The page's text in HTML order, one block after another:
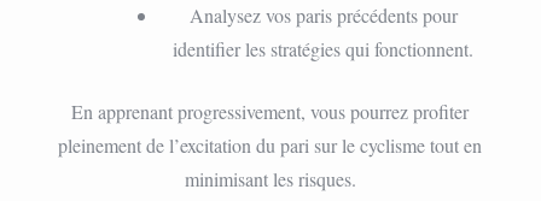
Analysez vos paris précédents pour
identifier les stratégies qui fonctionnent.
En apprenant progressivement, vous pourrez profiter
pleinement de l’excitation du pari sur le cyclisme tout en
minimisant les risques.